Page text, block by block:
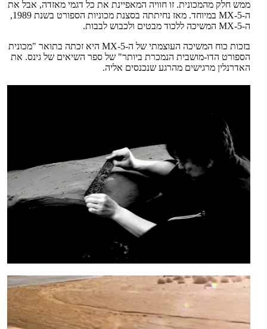
ממש חלק מהמכונית. זו חוויה המאפיינת את כל דגמי מאזדה, אבל את
ה-MX-5 במיוחד. מאז נחיתתה בסצנת מכוניות הספורט בשנת 1989,
בזכות כוח המשיכה העוצמתי של ה-MX-5 היא זכתה בתואר "מכונית
הספורט הדו-מושבית הנמכרת ביותר" של ספר השיאים של גינס. את
האדרנלין מרגישים מהרגע שנכנסים אליה.